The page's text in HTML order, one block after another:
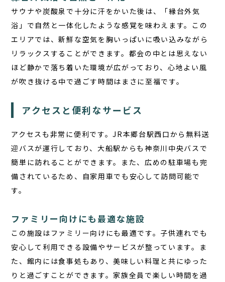
サウナや炭酸泉で十分に汗をかいた後は、「縁台外気
浴」で自然と一体化したような感覚を味わえます。この
エリアでは、新鮮な空気を胸いっぱいに吸い込みながら
リラックスすることができます。都会の中とは思えない
ほど静かで落ち着いた環境が広がっており、心地よい風
が吹き抜ける中で過ごす時間はまさに至福です。
アクセスと便利なサービス
アクセスも非常に便利です。JR本郷台駅西口から無料送
迎バスが運行しており、大船駅からも神奈川中央バスで
簡単に訪れることができます。また、広めの駐車場も完
備されているため、自家用車でも安心して訪問可能で
す。
ファミリー向けにも最適な施設
この施設はファミリー向けにも最適です。子供連れでも
安心して利用できる設備やサービスが整っています。ま
た、館内には食事処もあり、美味しい料理と共にゆった
りと過ごすことができます。家族全員で楽しい時間を過